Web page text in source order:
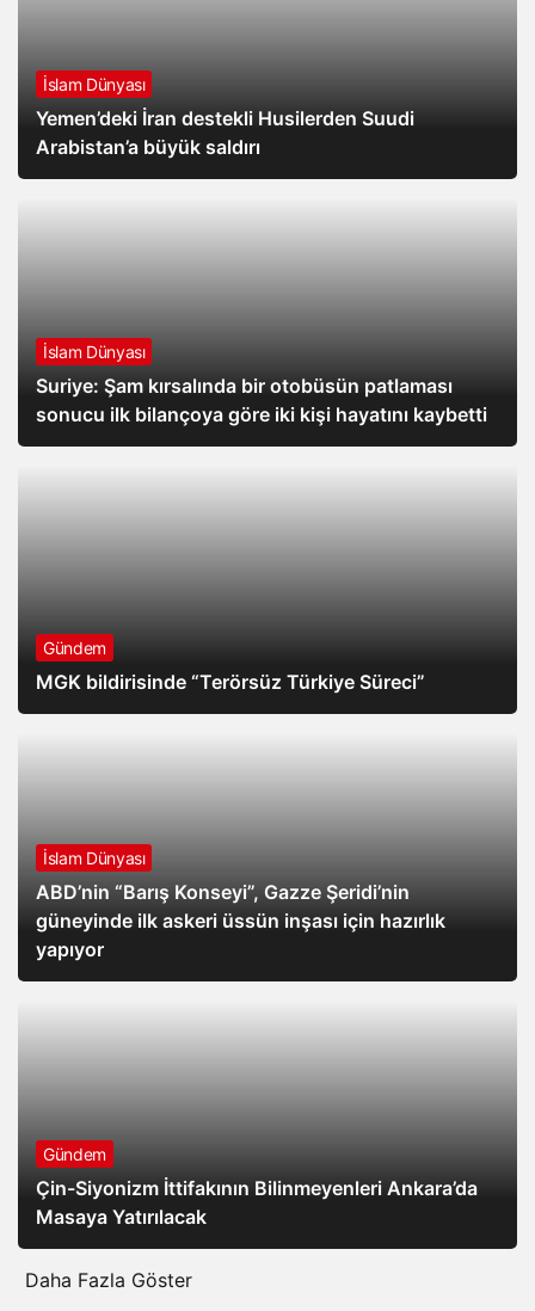
İslam Dünyası
Yemen’deki İran destekli Husilerden Suudi
Arabistan’a büyük saldırı
İslam Dünyası
Suriye: Şam kırsalında bir otobüsün patlaması
sonucu ilk bilançoya göre iki kişi hayatını kaybetti
Gündem
MGK bildirisinde “Terörsüz Türkiye Süreci”
İslam Dünyası
ABD’nin “Barış Konseyi”, Gazze Şeridi’nin
güneyinde ilk askeri üssün inşası için hazırlık
yapıyor
Gündem
Çin-Siyonizm İttifakının Bilinmeyenleri Ankara’da
Masaya Yatırılacak
Daha Fazla Göster